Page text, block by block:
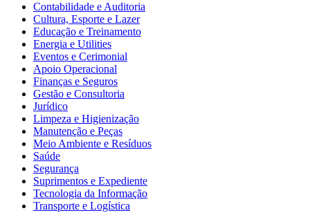
Contabilidade e Auditoria
Cultura, Esporte e Lazer
Educação e Treinamento
Energia e Utilities
Eventos e Cerimonial
Apoio Operacional
Finanças e Seguros
Gestão e Consultoria
Jurídico
Limpeza e Higienização
Manutenção e Peças
Meio Ambiente e Resíduos
Saúde
Segurança
Suprimentos e Expediente
Tecnologia da Informação
Transporte e Logística